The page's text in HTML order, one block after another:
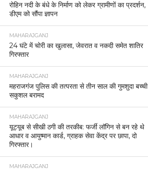
रोहिन नदी के बंधे के निर्माण को लेकर ग्रामीणों का प्रदर्शन,
डीएम को सौंपा ज्ञापन
MAHARAJGANJ
24 घंटे में चोरी का खुलासा, जेवरात व नकदी समेत शातिर
गिरफ्तार
MAHARAJGANJ
महराजगंज पुलिस की तत्परता से तीन साल की गुमशुदा बच्ची
सकुशल बरामद
MAHARAJGANJ
यूट्यूब से सीखी ठगी की तरकीब: फर्जी लॉगिन से बन रहे थे
आधार व आयुष्मान कार्ड, ग्राहक सेवा केंद्र पर छापा, दो
गिरफ्तार।
MAHARAJGANJ